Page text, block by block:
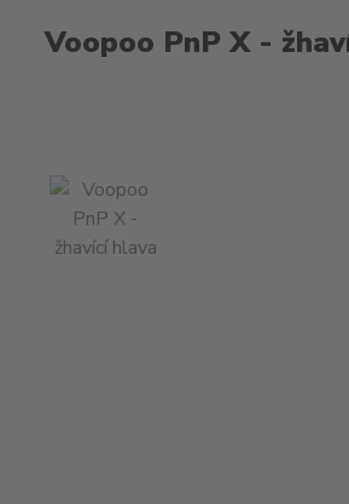
Voopoo PnP X -